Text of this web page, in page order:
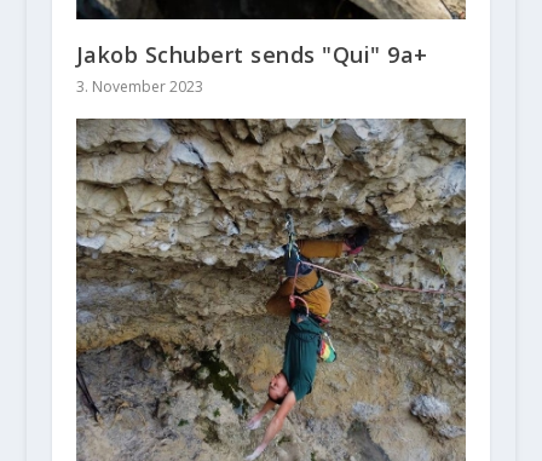
Jakob Schubert sends "Qui" 9a+
3. November 2023